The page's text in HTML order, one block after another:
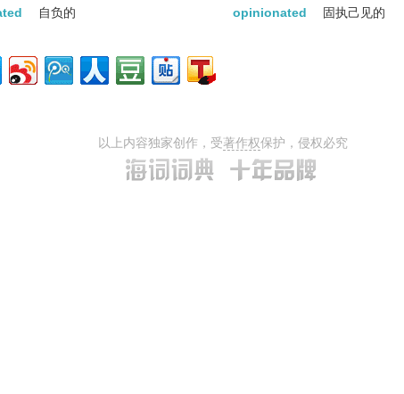
自负的 opinionated 固执己见的
以上内容独家创作，受著作权保护，侵权必究